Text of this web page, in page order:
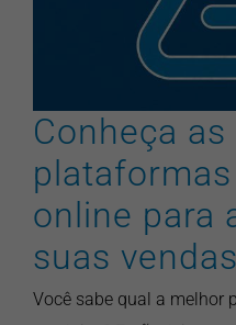
artigos ecommerce
Conheça
online para
suas
Você sabe qual a melhor